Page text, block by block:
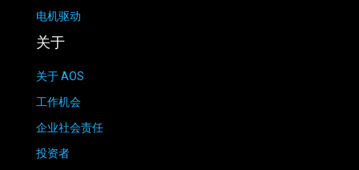
电机驱动
关于
关于 AOS
工作机会
企业社会责任
投资者